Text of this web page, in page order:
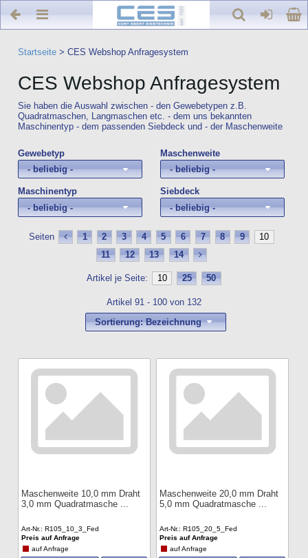
Startseite >CES Webshop Anfragesystem
CES Webshop Anfragesystem
Sie haben die Auswahl zwischen - den Gewebetypen z.B.
Quadratmaschen, Langmaschen etc. - dem uns bekannten
Maschinentyp - dem passenden Siebdeck und - der Maschenweite
Gewebetyp
- beliebig -
Maschenweite
- beliebig -
Maschinentyp
- beliebig -
Siebdeck
- beliebig -
Seiten 1 2 3 4 5 6 7 8 9
10
11
12 13 14
Artikel je Seite: 10 25 50
Artikel 91 - 100 von 132
Sortierung: Bezeichnung
Maschenweite 10,0 mm Draht
3,0 mm Quadratmasche
Art-Nr. R105_10_3_Fed
Preis auf Anfrage
auf Anfrage
Maschenweite 20,0 mm Draht
5,0 mm Quadratmasche
Art-Nr. R105_20_5_Fed
Preis auf Anfrage
auf Anfrage